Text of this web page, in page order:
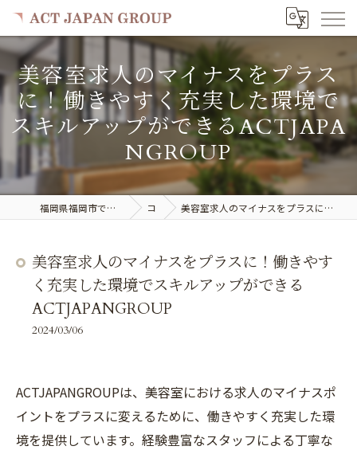
美容室求人のマイナスをプラス
に！働きやすく充実した環境で
スキルアップができるACTJAPA
NGROUP
福岡県福岡市で美容室の求人ならACT JAPAN GROUP コラム 美容室求人のマイナスをプラスに！働きやすく充実した環境でスキルアップができるACTJAPANGROUP
美容室求人のマイナスをプラスに！働きやす
く充実した環境でスキルアップができる
ACTJAPANGROUP
2024/03/06
ACTJAPANGROUPは、美容室における求人のマイナスポ
イントをプラスに変えるために、働きやすく充実した環
境を提供しています。経験豊富なスタッフによる丁寧な